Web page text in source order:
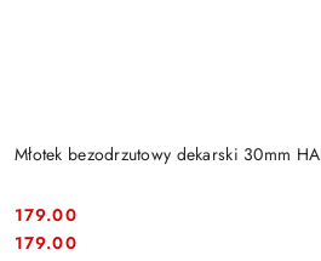
Młotek bezodrzutowy dekarski 30mm
Cena:
179.00
Cena:
179.00